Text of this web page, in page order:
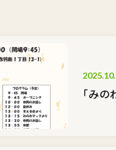
「みの